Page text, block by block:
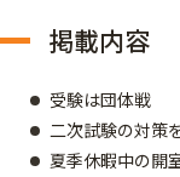
掲載内容
受験は団体戦
二次試験の対策
夏季休暇中の開